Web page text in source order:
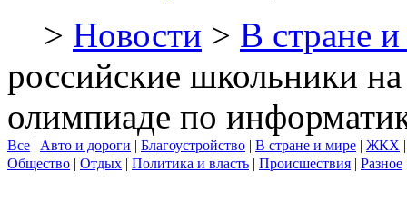
> Новости > В стране
российские школьники
олимпиаде по
Все | Авто и дороги | Благоустройство | В стране и мире | ЖКХ
Общество | Отдых | Политика и власть | Происшествия | Разное